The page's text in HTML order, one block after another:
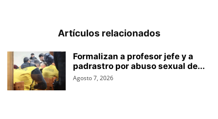
Artículos relacionados
Formalizan a profesor jefe y a
padrastro por abuso sexual de...
Agosto 7, 2026